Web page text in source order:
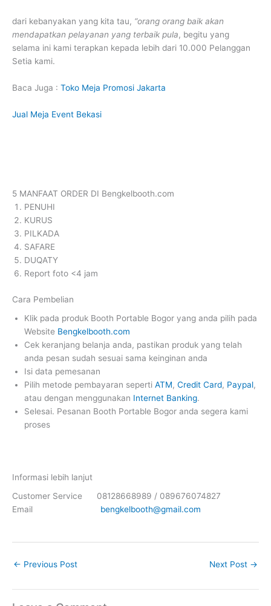
dari kebanyakan yang kita tau, “orang orang baik akan
mendapatkan pelayanan yang terbaik pula, begitu yang
selama ini kami terapkan kepada lebih dari 10.000 Pelanggan
Setia kami.
Baca Juga : Toko Meja Promosi Jakarta
Jual Meja Event Bekasi
5 MANFAAT ORDER DI Bengkelbooth.com
PENUHI
KURUS
PILKADA
SAFARE
DUQATY
Report foto <4 jam
Cara Pembelian
Klik pada produk Booth Portable Bogor yang anda pilih pada
Website Bengkelbooth.com
Cek keranjang belanja anda, pastikan produk yang telah
anda pesan sudah sesuai sama keinginan anda
Isi data pemesanan
Pilih metode pembayaran seperti ATM, Credit Card, Paypal,
atau dengan menggunakan Internet Banking.
Selesai. Pesanan Booth Portable Bogor anda segera kami
proses
Informasi lebih lanjut
Customer Service 08128668989 / 089676074827
Email bengkelbooth@gmail.com
← Previous Post Next Post →